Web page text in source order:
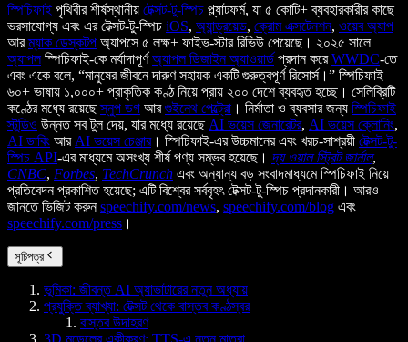
স্পিচিফাই পৃথিবীর শীর্ষস্থানীয় টেক্সট-টু-স্পিচ প্ল্যাটফর্ম, যা ৫ কোটি+ ব্যবহারকারীর কাছে
ভরসাযোগ্য এবং এর টেক্সট-টু-স্পিচ iOS, অ্যান্ড্রয়েড, ক্রোম এক্সটেনশন, ওয়েব অ্যাপ
আরম্যাক ডেস্কটপ অ্যাপসে ৫ লক্ষ+ ফাইভ-স্টার রিভিউ পেয়েছে। ২০২৫ সালে
অ্যাপলস্পিচিফাই-কে মর্যাদাপূর্ণঅ্যাপল ডিজাইন অ্যাওয়ার্ড প্রদান করেWWDC-তে
এবং একে বলে, “মানুষের জীবনে দারুণ সহায়ক একটি গুরুত্বপূর্ণ রিসোর্স।” স্পিচিফাই
৬০+ ভাষায় ১,০০০+ প্রাকৃতিক কণ্ঠ নিয়ে প্রায় ২০০ দেশে ব্যবহৃত হচ্ছে। সেলিব্রিটি
কণ্ঠের মধ্যে রয়েছেস্নুপ ডগ আরগুইনেথ পেল্ট্রো । নির্মাতা ও ব্যবসার জন্য স্পিচিফাই
স্টুডিও উন্নত সব টুল দেয়, যার মধ্যে রয়েছে AI ভয়েস জেনারেটর, AI ভয়েস ক্লোনিং,
AI ডাবিং আর AI ভয়েস চেঞ্জার। স্পিচিফাই-এর উচ্চমানের এবং খরচ-সাশ্রয়ী টেক্সট-টু-
স্পিচ API-এর মাধ্যমে অসংখ্য শীর্ষ পণ্য সম্ভব হয়েছে। দ্য ওয়াল স্ট্রিট জার্নাল,
CNBC, Forbes, TechCrunch এবং অন্যান্য বড় সংবাদমাধ্যমে স্পিচিফাই নিয়ে
প্রতিবেদন প্রকাশিত হয়েছে; এটি বিশ্বের সর্ববৃহৎ টেক্সট-টু-স্পিচ প্রদানকারী। আরও
জানতে ভিজিট করুনspeechify.com/news, speechify.com/blog এবং
speechify.com/press ।
সূচিপত্র
ভূমিকা: জীবন্ত AI অ্যাভাটারের নতুন অধ্যায়
প্রযুক্তি ব্যাখ্যা: টেক্সট থেকে বাস্তব কণ্ঠস্বর
বাস্তব উদাহরণ